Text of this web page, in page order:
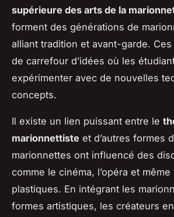
supérieure des arts de la
forment des générations de
alliant tradition et avant-garde.
de carrefour d’idées où les
expérimenter avec de nouvelles
concepts.
Il existe un lien puissant entre le
marionnettiste et d’autres formes
marionnettes ont influencé des
comme le cinéma, l’opéra et même
plastiques. En intégrant les
formes artistiques, les créateurs